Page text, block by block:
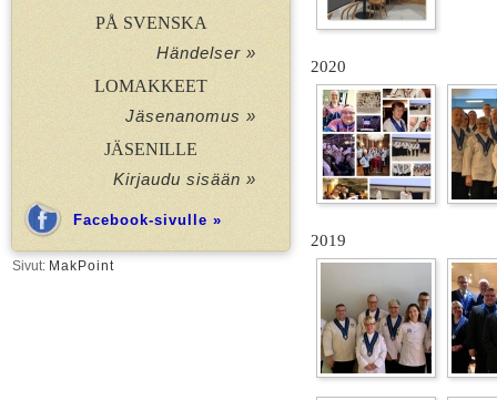
PÅ SVENSKA
Händelser »
LOMAKKEET
Jäsenanomus »
JÄSENILLE
Kirjaudu sisään »
Facebook-sivulle »
Sivut: MakPoint
2020
2019